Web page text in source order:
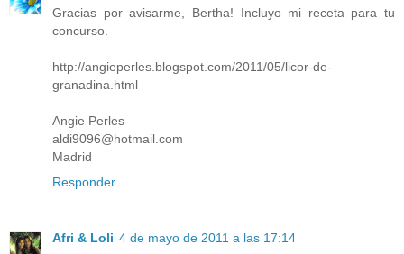
Gracias por avisarme, Bertha! Incluyo mi receta para tu
concurso.
http://angieperles.blogspot.com/2011/05/licor-de-
granadina.html
Angie Perles
aldi9096@hotmail.com
Madrid
Responder
Afri & Loli 4 de mayo de 2011 a las 17:14